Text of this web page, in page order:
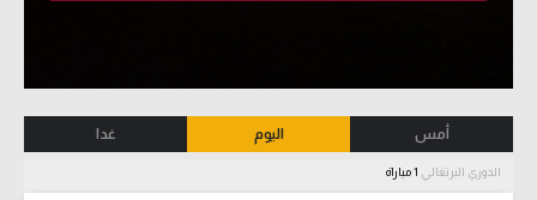
أمس اليوم غدا
الدوري البرتغالي